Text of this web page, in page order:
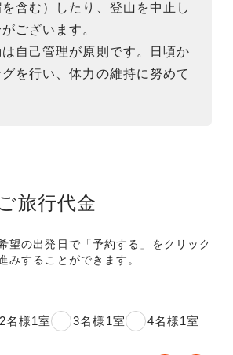
を含む）したり、登山を中止し
ございます。
自己管理が原則です。日頃か
を行い、体力の維持に努めて
旅行代金
望の出発日で「予約する」をクリック
みすることができます。
2名様1室 3名様1室 4名様1室